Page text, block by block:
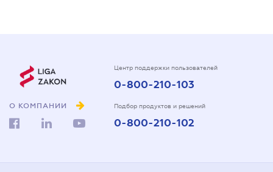
О КОМПАНИИ
Центр поддержки пользователей
0-800-210-103
Подбор продуктов и решений
0-800-210-102